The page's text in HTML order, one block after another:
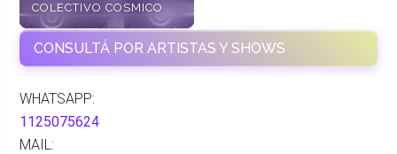
COLECTIVO COSMICO
CONSULTÁ POR ARTISTAS Y SHOWS
WHATSAPP:
1125075624
MAIL: